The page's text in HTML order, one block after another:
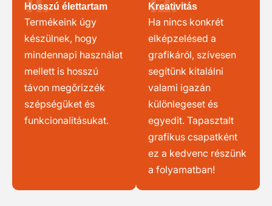
Hosszú élettartam
Termékeink úgy
készülnek, hogy
mindennapi használat
mellett is hosszú
távon megőrizzék
szépségüket és
funkcionalitásukat.
Kreativitás
Ha nincs konkrét
elképzelésed a
grafikáról, szívesen
segítünk kitalálni
valami igazán
különlegeset és
egyedit. Tapasztalt
grafikus csapatként
ez a kedvenc részünk
a folyamatban!